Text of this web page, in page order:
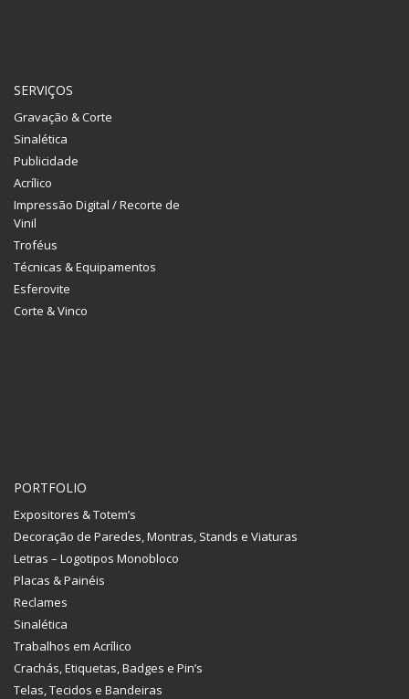
SERVIÇOS
Gravação & Corte
Sinalética
Publicidade
Acrílico
Impressão Digital / Recorte de
Vinil
Troféus
Técnicas & Equipamentos
Esferovite
Corte & Vinco
PORTFOLIO
Expositores & Totem’s
Decoração de Paredes, Montras, Stands e Viaturas
Letras – Logotipos Monobloco
Placas & Painéis
Reclames
Sinalética
Trabalhos em Acrílico
Crachás, Etiquetas, Badges e Pin’s
Telas, Tecidos e Bandeiras